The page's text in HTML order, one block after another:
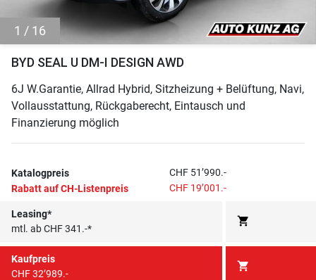
1 / 16
BYD SEAL U DM-I DESIGN AWD
6J W.Garantie, Allrad Hybrid, Sitzheizung + Belüftung, Navi,
Vollausstattung, Rückgaberecht, Eintausch und
Finanzierung möglich
Katalogpreis
CHF 51’990.-
Rabatt auf CH-Listenpreis
CHF 19’001.-
Leasing*
mtl. ab CHF 341.-*
shopping_cart
Kaufpreis
CHF 32’989.-
shopping_cart